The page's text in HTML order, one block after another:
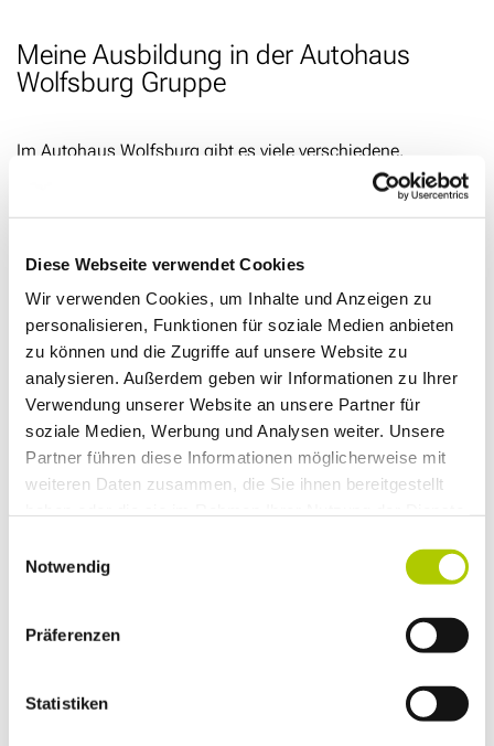
Diese Webseite verwendet Cookies
Wir verwenden Cookies, um Inhalte und Anzeigen zu
personalisieren, Funktionen für soziale Medien anbieten
zu können und die Zugriffe auf unsere Website zu
analysieren. Außerdem geben wir Informationen zu Ihrer
Verwendung unserer Website an unsere Partner für
soziale Medien, Werbung und Analysen weiter. Unsere
Partner führen diese Informationen möglicherweise mit
weiteren Daten zusammen, die Sie ihnen bereitgestellt
Notwendig
Präferenzen
Statistiken
Meine Ausbildung in der Autohaus
Wolfsburg Gruppe
Im Autohaus Wolfsburg gibt es viele verschiedene,
interessante Abteilungen, in denen man eingesetzt wird.
Eine Abteilung die ich kennenlernen durfte war der Verkauf.
Verkaufsgesprächen dabei sein. Ich habe Fahrzeuge
zugelassen und manchmal auch mit ausgeliefert. Dort
habe ich viel über das Neuwagen- und
Gebrauchtwagengeschäft lernt.
Eine andere Abteilung war ist der Kundendienst im Audi
Zentrum Wolfsburg. Diese Abteilung war sehr interessant,
da ich sehr viel Kundenkontakt hatte, bei Terminplanung
mitwirken durfte und auch zuständig war für die
telefonischen Anfragen. Die Mitarbeiter sind hier sehr
freundlich, sodass die Arbeit mir hier sehr viel Spaß macht.
Arbeitsbeschreibung Verkauf Skoda